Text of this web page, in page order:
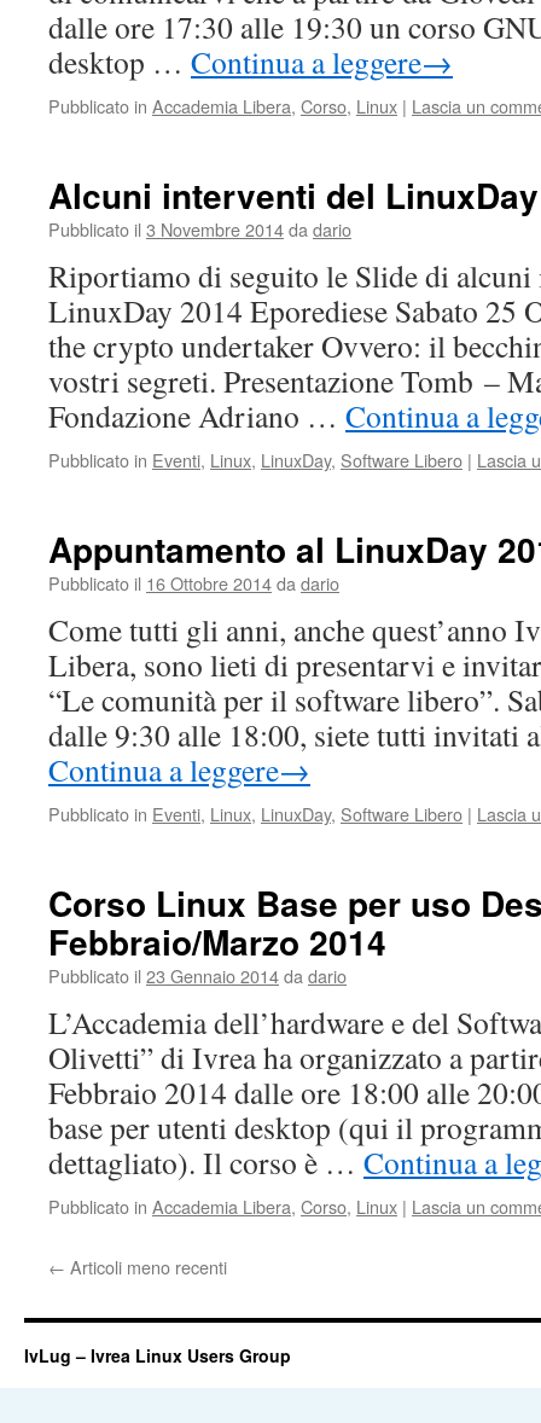
dalle ore 17:30 alle 19:30 un corso
desktop … Continua a leggere→
Pubblicato in Accademia Libera, Corso, Linux | Lascia un
Alcuni interventi del
Pubblicato il 3 Novembre 2014da dario
Riportiamo di seguito le Slide di
LinuxDay 2014 Eporediese Sabato 25
the crypto undertaker Ovvero: il
vostri segreti. Presentazione Tomb –
Fondazione Adriano … Continua a
Pubblicato in Eventi, Linux, LinuxDay, Software Libero | Lascia
Appuntamento al LinuxDay
Pubblicato il 16 Ottobre 2014da dario
Come tutti gli anni, anche quest’anno
Libera, sono lieti di presentarvi e
“Le comunità per il software libero”.
dalle 9:30 alle 18:00, siete tutti invitati
Continua a leggere→
Pubblicato in Eventi, Linux, LinuxDay, Software Libero | Lascia
Corso Linux Base per uso
Febbraio/Marzo 2014
Pubblicato il 23 Gennaio 2014da dario
L’Accademia dell’hardware e del
Olivetti” di Ivrea ha organizzato a
Febbraio 2014 dalle ore 18:00 alle
base per utenti desktop (qui il
dettagliato). Il corso è … Continua a
Pubblicato in Accademia Libera, Corso, Linux | Lascia un
← Articoli meno recenti
IvLug – Ivrea Linux Users Group